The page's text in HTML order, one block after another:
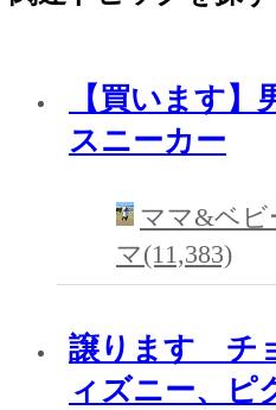
【買います】
スニーカー
ママ&ベ
マ(11,383)
譲ります チ
ィズニー、ピ